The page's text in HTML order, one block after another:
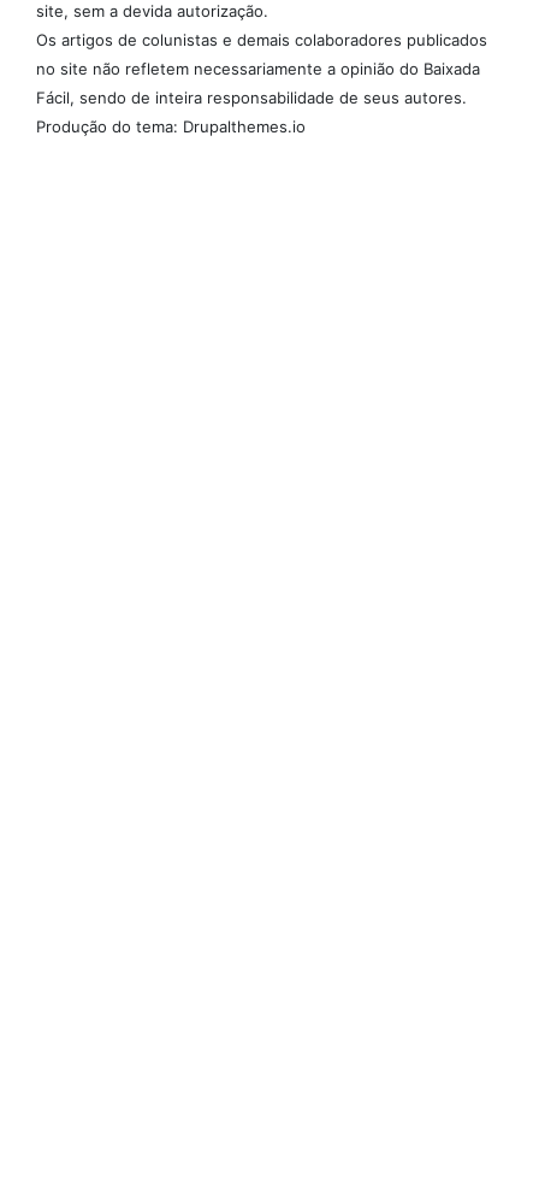
site, sem a devida autorização.
Os artigos de colunistas e demais colaboradores publicados
no site não refletem necessariamente a opinião do Baixada
Fácil, sendo de inteira responsabilidade de seus autores.
Produção do tema: Drupalthemes.io